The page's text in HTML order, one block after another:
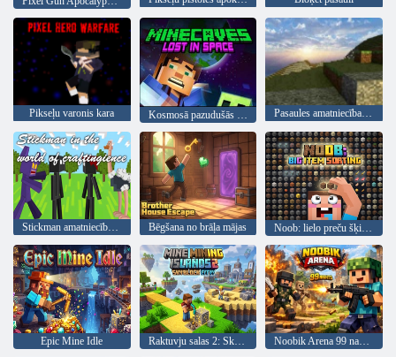
Pikseļu varonis kara Pasaules amatniecības HD
Stickman amatniecības pasaulē Bēgšana no brāļa mājas Noob: lielo preču šķirošana
Epic Mine Idle Raktuvju salas 2: Skyblock City! Noobik Arena 99 naktis